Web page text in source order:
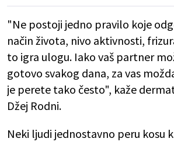
"Ne postoji jedno pravilo koje
način života, nivo aktivnosti,
to igra ulogu. Iako vaš partner
gotovo svakog dana, za vas
je perete tako često", kaže
Džej Rodni.
Neki ljudi jednostavno peru kosu